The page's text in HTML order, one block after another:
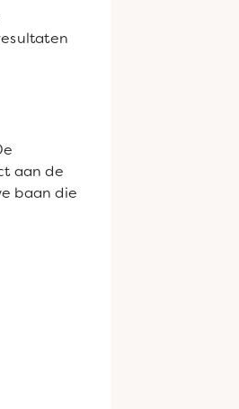
aan de
baan die